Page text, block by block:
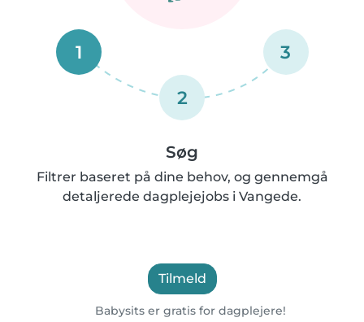
1
2
3
Søg
Filtrer baseret på dine behov, og gennemgå
detaljerede dagplejejobs i Vangede.
Tilmeld
Babysits er gratis for dagplejere!